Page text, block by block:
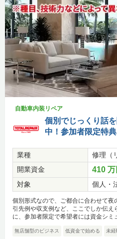
自動車内装リペア
個別でじっくり話
中！参加者限定特典
業種
修理（
開業資金
410 万
対象 個人・
個別形式なので、ご都合に合わせて
引先例や収支例など、ここでしか伝え
に、参加者限定で希望者には資金シミ
無店舗型のビジネス 低資金で始める 未経